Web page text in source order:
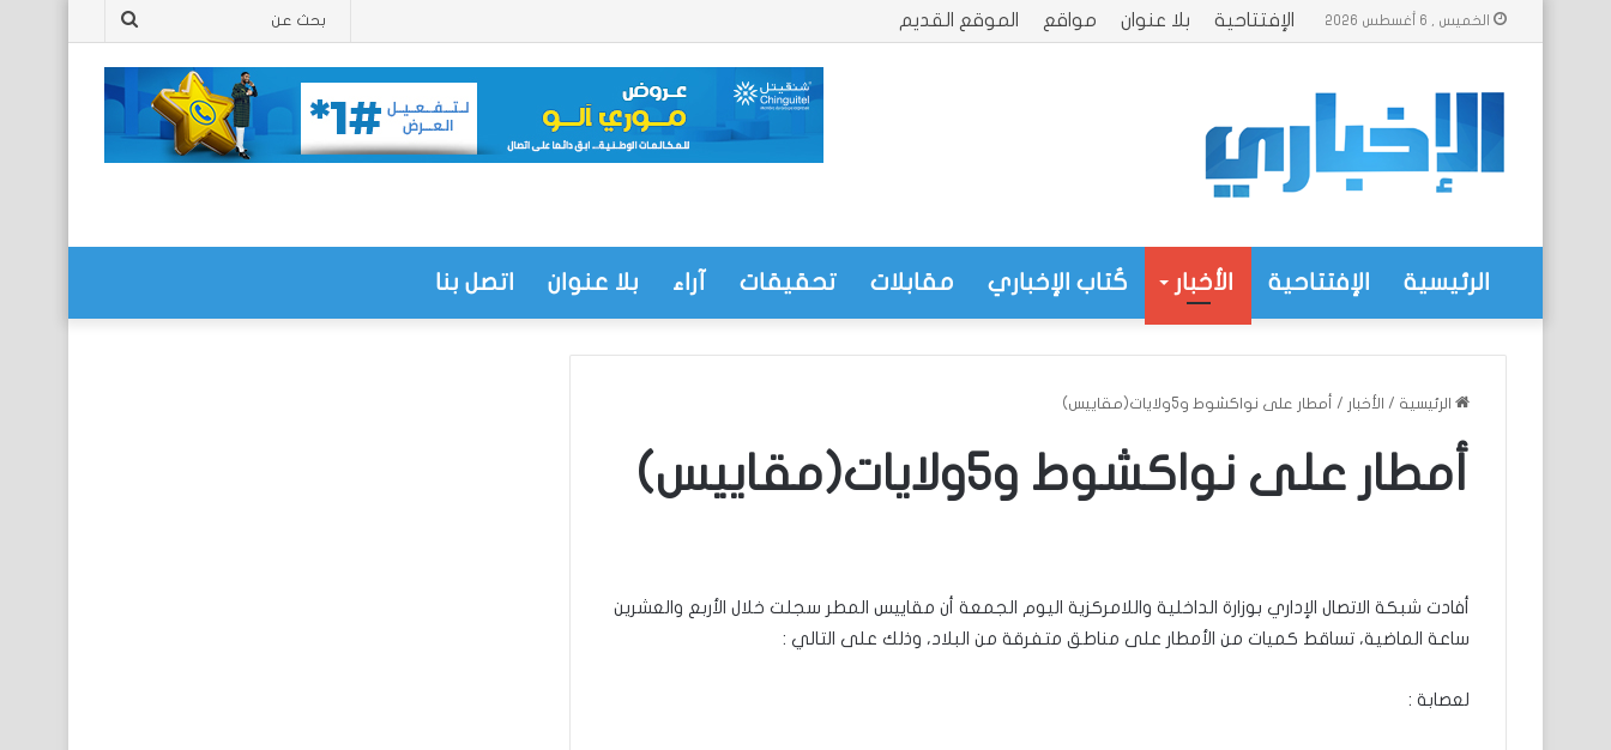
الخميس , 6 أغسطس 2026 الإفتتاحية بلا عنوان مواقع الموقع القديم بحث
الرئيسية الإفتتاحية الأخبار كُتاب الإخباري مقابلات تحقيقات آراء بلا عنوان اتصل بنا
الرئيسية / الأخبار / أمطار على نواكشوط و5ولايات(مقاييس)
أمطار على نواكشوط و5ولايات(مقاييس)
أفادت شبكة الاتصال الإداري بوزارة الداخلية واللامركزية اليوم الجمعة أن مقاييس المطر سجلت خلال الأربع والعشرين
ساعة الماضية، تساقط كميات من الأمطار على مناطق متفرقة من البلاد، وذلك على التالي :
لعصابة :